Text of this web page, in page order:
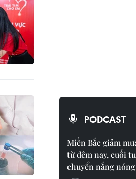
PODCAST
Miền Bắc giảm
từ đêm nay, cuối
chuyển nắng nóng